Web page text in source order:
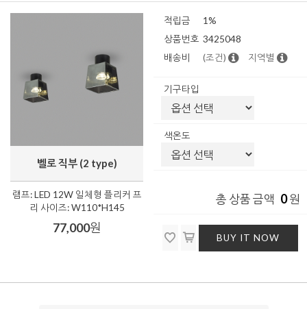
벨로 직부 (2 type)
램프: LED 12W 일체형 플리커 프
리 사이즈: W110*H145
77,000원
적립금
1%
상품번호 3425048
배송비
(조건) 지역별
기구타입
색온도
총 상품 금액 0원
BUY IT NOW